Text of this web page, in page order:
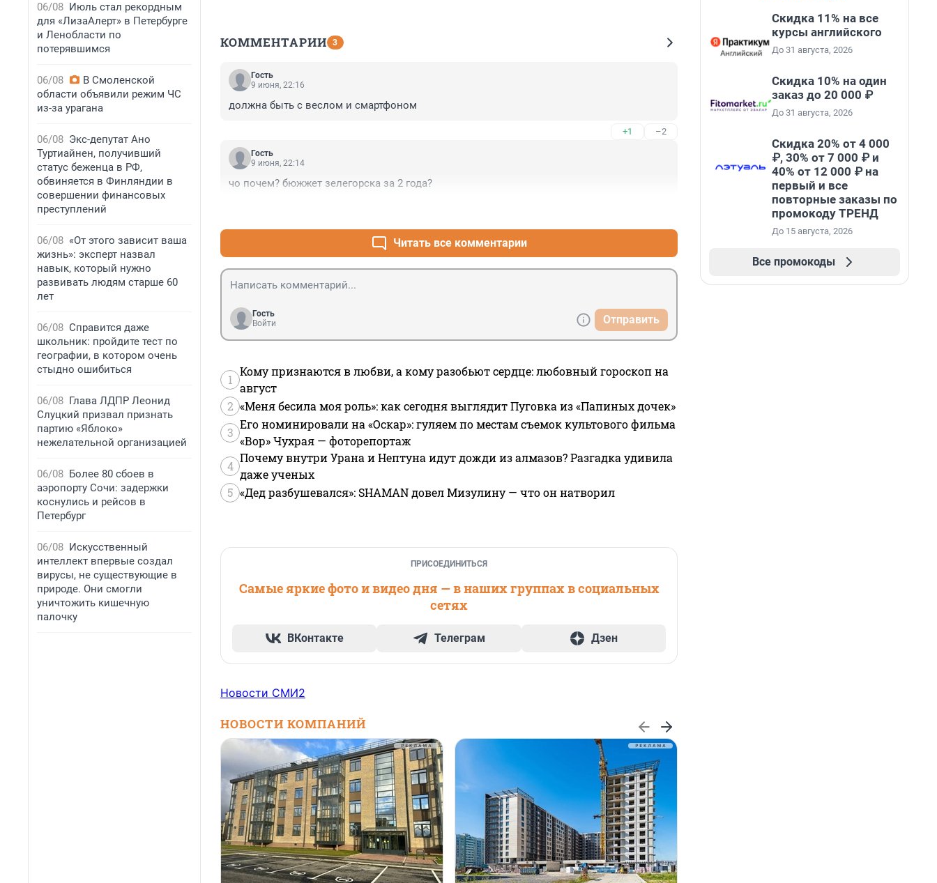
06/08 Июль стал рекордным
для «ЛизаАлерт» в Петербурге
и Ленобласти по
потерявшимся
06/08
В Смоленской
области объявили режим ЧС
из-за урагана
06/08 Экс-депутат Ано
Туртиайнен, получивший
статус беженца в РФ,
обвиняется в Финляндии в
совершении финансовых
преступлений
06/08 «От этого зависит ваша
жизнь»: эксперт назвал
навык, который нужно
развивать людям старше 60
лет
06/08 Справится даже
школьник: пройдите тест по
географии, в котором очень
стыдно ошибиться
06/08 Глава ЛДПР Леонид
Слуцкий призвал признать
партию «Яблоко»
нежелательной организацией
06/08 Более 80 сбоев в
аэропорту Сочи: задержки
коснулись и рейсов в
Петербург
06/08 Искусственный
интеллект впервые создал
вирусы, не существующие в
природе. Они смогли
уничтожить кишечную
палочку
КОММЕНТАРИИ 3
Гость
9 июня, 22:16
должна быть с веслом и смартфоном
+1 –2
Гость
9 июня, 22:14
чо почем? бюжжет зелегорска за 2 года?
Читать все комментарии
Гость
Войти
Отправить
1
Кому признаются в любви, а кому разобьют сердце: любовный гороскоп на
август
2 «Меня бесила моя роль»: как сегодня выглядит Пуговка из «Папиных дочек»
3
Его номинировали на «Оскар»: гуляем по местам съемок культового фильма
«Вор» Чухрая — фоторепортаж
4
Почему внутри Урана и Нептуна идут дожди из алмазов? Разгадка удивила
даже ученых
5 «Дед разбушевался»: SHAMAN довел Мизулину — что он натворил
ПРИСОЕДИНИТЬСЯ
Самые яркие фото и видео дня — в наших группах в социальных
сетях
ВКонтакте Телеграм Дзен
Новости СМИ2
НОВОСТИ КОМПАНИЙ
Скидка 11% на все
курсы английского
До 31 августа, 2026
Скидка 10% на один
заказ до 20 000 ₽
До 31 августа, 2026
Скидка 20% от 4 000
₽, 30% от 7 000 ₽ и
40% от 12 000 ₽ на
первый и все
повторные заказы по
промокоду ТРЕНД
До 15 августа, 2026
Все промокоды